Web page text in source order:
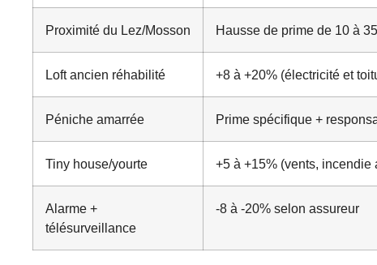
Proximité du Lez/Mosson Hausse de prime de 10 à
Loft ancien réhabilité +8 à +20% (électricité et
Péniche amarrée Prime spécifique +
Tiny house/yourte +5 à +15% (vents, incendie
Alarme +
télésurveillance
-8 à -20% selon assureur